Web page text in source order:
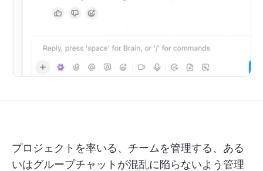
プロジェクトを率いる、チームを管理する、ある
いはグループチャットが混乱に陥らないよう管理